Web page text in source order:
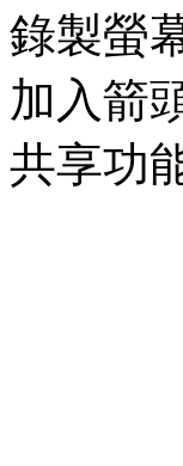
錄製螢
加入箭
共享功